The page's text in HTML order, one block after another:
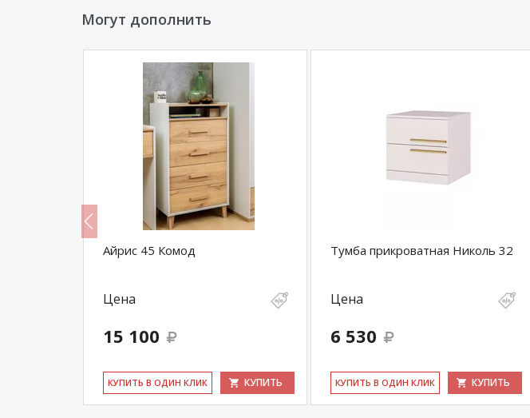
Могут дополнить
Айрис 45 Комод
Цена
15 100
КУ­ПИТЬ В ОДИН КЛИК КУПИТЬ
Тумба прикроватная Николь 32
Цена
6 530
КУ­ПИТЬ В ОДИН КЛИК КУПИТЬ